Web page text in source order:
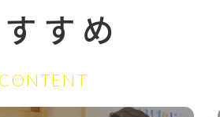
すめ
CONTENT